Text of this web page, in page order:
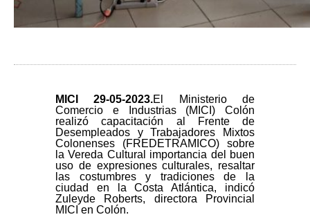
MICI 29-05-2023.El Ministerio de
Comercio e Industrias (MICI) Colón
realizó capacitación al Frente de
Desempleados y Trabajadores Mixtos
Colonenses (FREDETRAMICO) sobre
la Vereda Cultural importancia del buen
uso de expresiones culturales, resaltar
las costumbres y tradiciones de la
ciudad en la Costa Atlántica, indicó
Zuleyde Roberts, directora Provincial
MICI en Colón.